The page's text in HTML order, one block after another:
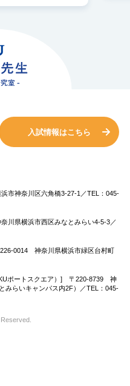
入試情報はこちら
市神奈川区六角橋3-27-1／TEL：045-
川県横浜市西区みなとみらい4-5-3／
0014 神奈川県横浜市緑区台村町
ポートスクエア）] 〒220-8739 神
みらいキャンパス内2F）／TEL：045-